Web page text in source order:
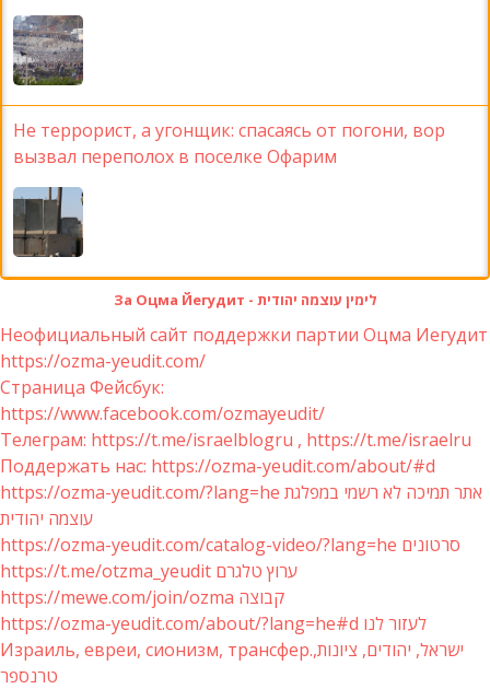
Не террорист, а угонщик: спасаясь от погони, вор
вызвал переполох в поселке Офарим
За Оцма Йегудит - לימין עוצמה יהודית
Неофициальный сайт поддержки партии Оцма Иегудит
https://ozma-yeudit.com/
Страница Фейсбук:
https://www.facebook.com/ozmayeudit/
Телеграм: https://t.me/israelblogru , https://t.me/israelru
Поддержать нас: https://ozma-yeudit.com/about/#d
https://ozma-yeudit.com/?lang=he אתר תמיכה לא רשמי במפלגת
עוצמה יהודית
https://ozma-yeudit.com/catalog-video/?lang=he סרטונים
https://t.me/otzma_yeudit ערוץ טלגרם
https://mewe.com/join/ozma קבוצה
https://ozma-yeudit.com/about/?lang=he#d לעזור לנו
Израиль, евреи, сионизм, трансфер.ישראל, יהודים, ציונות,
טרנספר